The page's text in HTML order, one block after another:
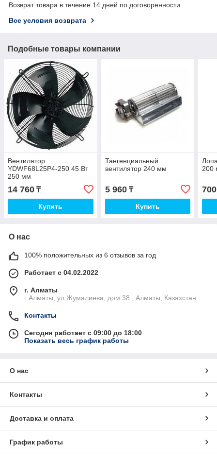
Возврат товара в течение 14 дней по договоренности
Все условия возврата
Подобные товары компании
Вентилятор
YDWF68L25P4-250 45 Вт
250 мм
14 760 ₸
Купить
Тангенциальный
вентилятор 240 мм
5 960₸
Купить
200
700
О нас
100% положительных из 6 отзывов за год
Работает с 04.02.2022
г. Алматы
г Алматы, ул Жумалиева, дом 38 , Алматы, Казахстан
Контакты
Сегодня работает с 09:00 до 18:00
Показать весь график работы
О нас
Контакты
Доставка и оплата
График работы